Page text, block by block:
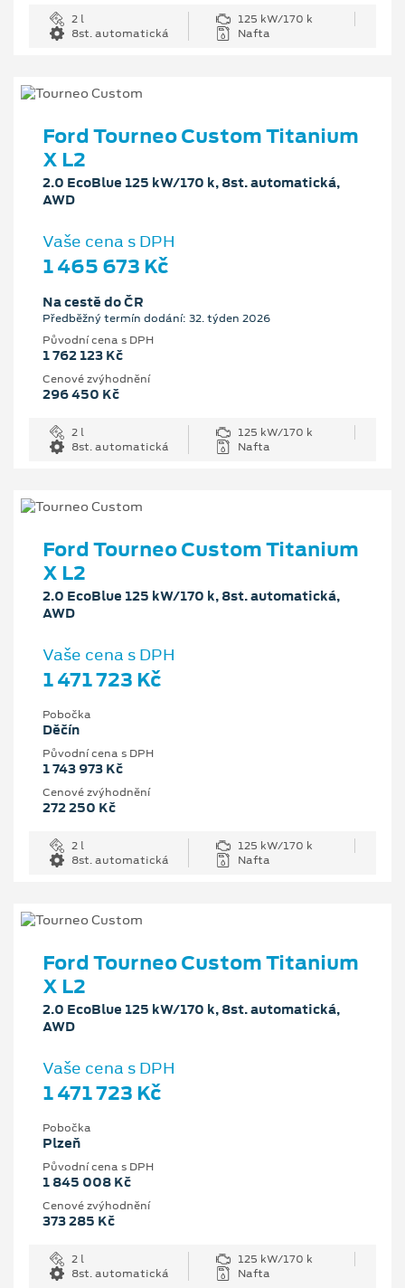
2 l
125 kW/170 k
8st. automatická
Nafta
Ford Tourneo Custom Titanium
X L2
2.0 EcoBlue 125 kW/170 k, 8st. automatická,
AWD
Vaše cena s DPH
1 465 673 Kč
Na cestě do ČR
Předběžný termín dodání: 32. týden 2026
Původní cena s DPH
1 762 123 Kč
Cenové zvýhodnění
296 450 Kč
2 l
125 kW/170 k
8st. automatická
Nafta
Ford Tourneo Custom Titanium
X L2
2.0 EcoBlue 125 kW/170 k, 8st. automatická,
AWD
Vaše cena s DPH
1 471 723 Kč
Pobočka
Děčín
Původní cena s DPH
1 743 973 Kč
Cenové zvýhodnění
272 250 Kč
2 l
125 kW/170 k
8st. automatická
Nafta
Ford Tourneo Custom Titanium
X L2
2.0 EcoBlue 125 kW/170 k, 8st. automatická,
AWD
Vaše cena s DPH
1 471 723 Kč
Pobočka
Plzeň
Původní cena s DPH
1 845 008 Kč
Cenové zvýhodnění
373 285 Kč
2 l
125 kW/170 k
8st. automatická
Nafta